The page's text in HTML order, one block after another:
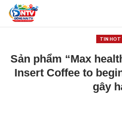
TIN HOT
Sản phẩm “Max
Insert Coffee to
gây